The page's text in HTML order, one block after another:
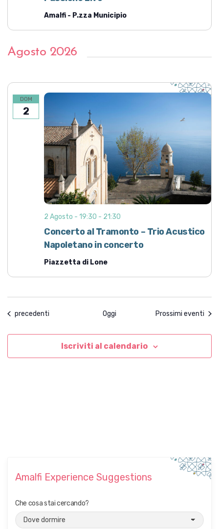
Amalfi - P.zza Municipio
Agosto 2026
DOM
2
Concerto al Tramonto – Trio Acustico
Napoletano in concerto
2 Agosto - 19:30 - 21:30
Piazzetta di Lone
Eventi
precedenti Oggi Prossimi eventi
Iscriviti al calendario
Amalfi Experience Suggestions
Che cosa stai cercando?